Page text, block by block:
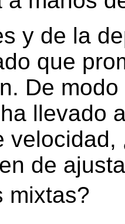
y de la
que
De
llevado
de
mixtas?